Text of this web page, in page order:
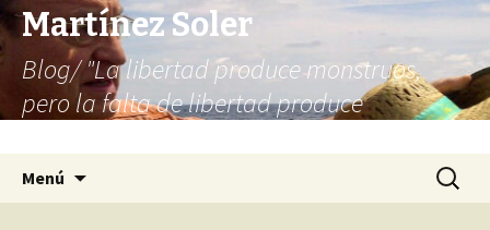
Martínez Soler
Blog/ "La libertad produce monstruos,
pero la falta de libertad produce
Menú Buscar: